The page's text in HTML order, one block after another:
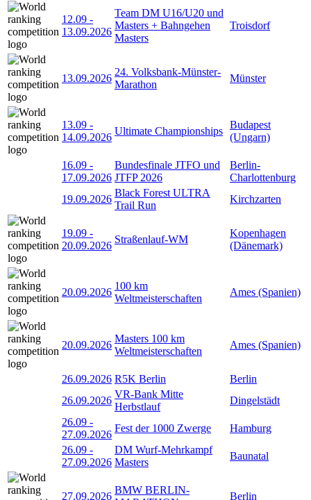
12.09 -
13.09.2026
Team DM U16/U20 und
Masters + Bahngehen
Masters
Troisdorf
13.09.2026
24. Volksbank-Münster-
Marathon
Münster
13.09 -
14.09.2026
Ultimate Championships
Budapest
(Ungarn)
16.09 -
17.09.2026
Bundesfinale JTFO und
JTFP 2026
Berlin-
Charlottenburg
19.09.2026
Black Forest ULTRA
Trail Run
Kirchzarten
19.09 -
20.09.2026
Straßenlauf-WM
Kopenhagen
(Dänemark)
20.09.2026
100 km
Weltmeisterschaften
Ames (Spanien)
20.09.2026
Masters 100 km
Weltmeisterschaften
Ames (Spanien)
26.09.2026 R5K Berlin
Berlin
26.09.2026
VR-Bank Mitte
Herbstlauf
Dingelstädt
26.09 -
27.09.2026
Fest der 1000 Zwerge
Hamburg
26.09 -
27.09.2026
DM Wurf-Mehrkampf
Masters
Baunatal
27.09.2026
BMW BERLIN-
Berlin